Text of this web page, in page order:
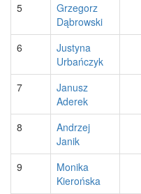
5
Grzegorz
Dąbrowski
6
Justyna
Urbańczyk
7
Janusz
Aderek
8
Andrzej
Janik
9
Monika
Kierońska